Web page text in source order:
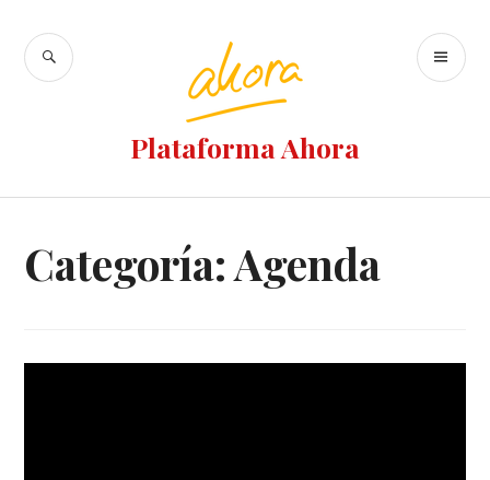
Plataforma Ahora
Categoría: Agenda